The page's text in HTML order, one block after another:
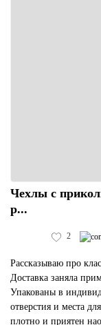
Чехлы с
р...
2
Рассказываю про
Доставка заняла
Упакованы в
отверстия и места
плотно и приятен